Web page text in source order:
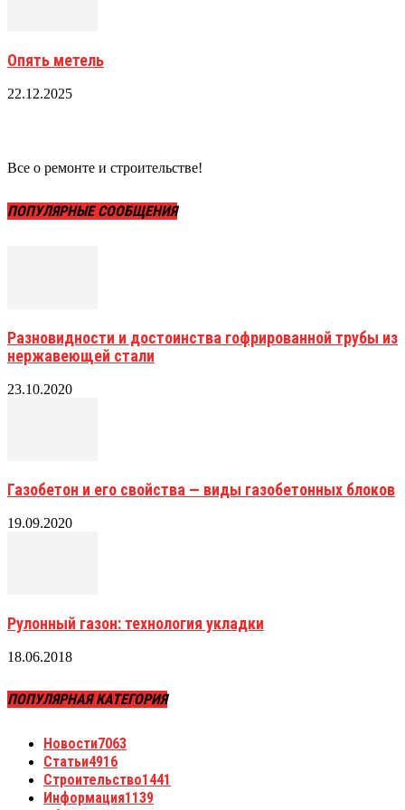
Опять метель
22.12.2025
Все о ремонте и строительстве!
ПОПУЛЯРНЫЕ СООБЩЕНИЯ
Разновидности и достоинства гофрированной трубы из
нержавеющей стали
23.10.2020
Газобетон и его свойства — виды газобетонных блоков
19.09.2020
Рулонный газон: технология укладки
18.06.2018
ПОПУЛЯРНАЯ КАТЕГОРИЯ
Новости7063
Статьи4916
Строительство1441
Информация1139